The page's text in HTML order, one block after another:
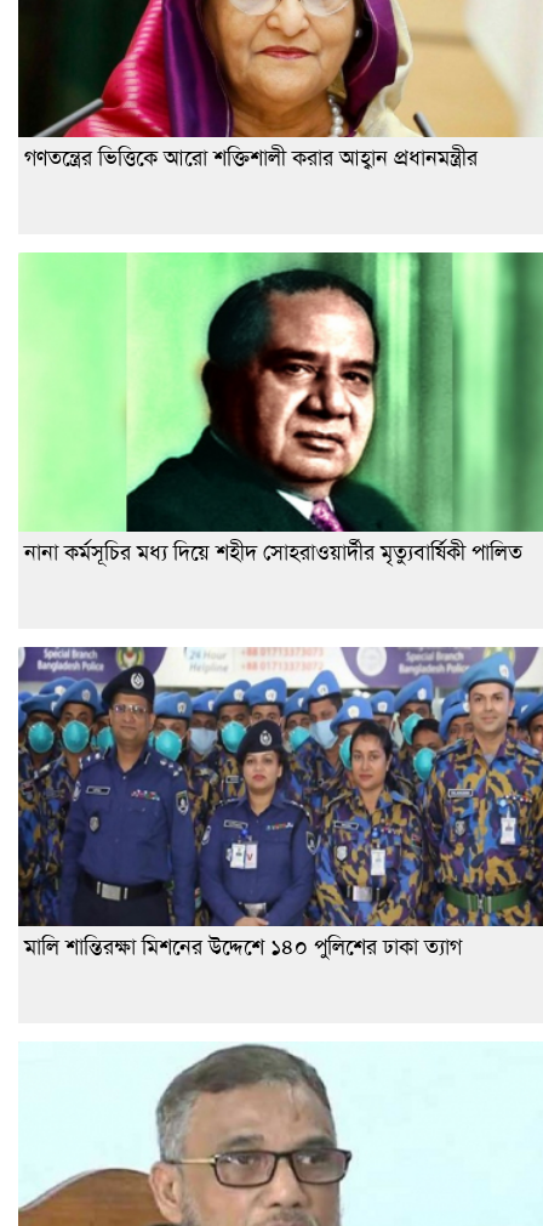
গণতন্ত্রের ভিত্তিকে আরো শক্তিশালী করার আহ্বান প্রধানমন্ত্রীর
নানা কর্মসূচির মধ্য দিয়ে শহীদ সোহরাওয়ার্দীর মৃত্যুবার্ষিকী পালিত
মালি শান্তিরক্ষা মিশনের উদ্দেশে ১৪০ পুলিশের ঢাকা ত্যাগ